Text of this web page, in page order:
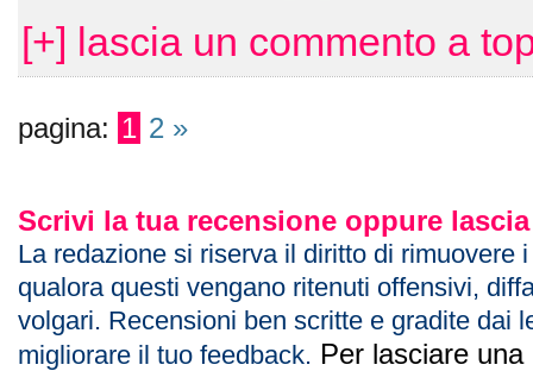
[+] lascia un commento a
pagina: 1 2 »
Scrivi la tua recensione oppure
La redazione si riserva il diritto di rimuovere
qualora questi vengano ritenuti offensivi,
volgari. Recensioni ben scritte e gradite dai
migliorare il tuo feedback. Per lasciare